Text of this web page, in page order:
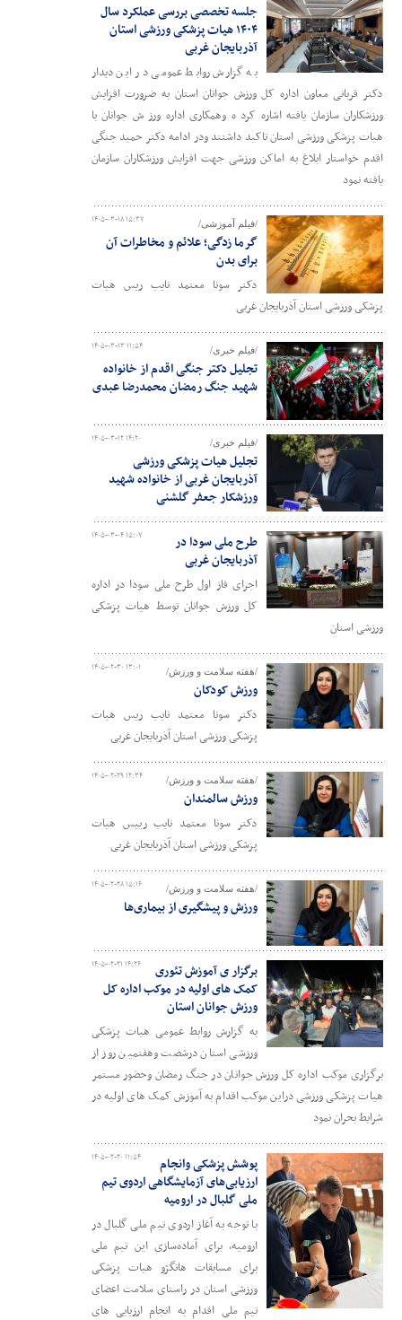
جلسه تخصصی بررسی عملکرد سال
۱۴۰۴ هیات پزشکی ورزشی استان
آذربایجان غربی
به گزارش روابط عمومی در این دیدار
دکتر قربانی معاون اداره کل ورزش جوانان استان به ضرورت افزایش
ورزشکاران سازمان یافته اشاره کرد ه وهمکاری اداره ورز ش جوانان با
هیات پزشکی ورزشی استان تاکید داشتند ودر ادامه دکتر حمید جنگی
اقدم خواستار ابلاغ به اماکن ورزشی جهت افزایش ورزشکاران سازمان
یافته نمود
۱۴۰۵-۰۳-۱۸ ۱۵:۳۷ /فیلم آموزشی/
گرما زدگی؛ علائم و مخاطرات آن
برای بدن
دکتر سونا معتمد نایب ریس هیات
پزشکی ورزشی استان آذربایجان غربی
۱۴۰۵-۰۳-۱۳ ۱۱:۵۴ /فیلم خبری/
تجلیل دکتر جنگی اقدم از خانواده
شهید جنگ رمضان محمدرضا عبدی
۱۴۰۵-۰۳-۱۲ ۱۴:۲۰ /فیلم خبری/
تجلیل هیات پزشکی ورزشی
آذربایجان غربی از خانواده شهید
ورزشکار جعفر گلشنی
۱۴۰۵-۰۳-۰۴ ۱۵:۰۷
طرح ملی سودا در
آذربایجان غربی
اجرای فاز اول طرح ملی سودا در اداره
کل ورزش جوانان توسط هیات پزشکی
ورزشی استان
۱۴۰۵-۰۲-۳۰ ۱۳:۰۱ /هفته سلامت و ورزش/
ورزش کودکان
دکتر سونا معتمد نایب ریس هیات
پزشکی ورزشی استان آذربایجان غربی
۱۴۰۵-۰۲-۲۹ ۱۲:۳۴ /هفته سلامت و ورزش/
ورزش سالمندان
دکتر سونا معتمد نایب رییس هیات
پزشکی ورزشی استان آذربایجان غربی
۱۴۰۵-۰۲-۲۸ ۱۵:۱۶ /هفته سلامت و ورزش/
ورزش و پیشگیری از بیماری‌ها
۱۴۰۵-۰۲-۲۱ ۱۴:۲۶
برگزار ی آموزش تئوری
کمک های اولیه در موکب اداره کل
ورزش جوانان استان
به گزارش روابط عمومی هیات پزشکی
ورزشی استان درشصت وهفتمین روز از
برگزاری موکب اداره کل ورزش جوانان در جنگ رمضان وحضور مستمر
هیات پزشکی ورزشی دراین موکب اقدام به آموزش کمک های اولیه در
شرایط بحران نمود
۱۴۰۵-۰۲-۲۰ ۱۱:۵۴
پوشش پزشکی وانجام
ارزیابی‌های آزمایشگاهی اردوی تیم
ملی گلبال در ارومیه
با توجه به آغاز اردوی تیم ملی گلبال در
ارومیه، برای آماده‌سازی این تیم ملی
برای مسابقات هانگژو هیات پزشکی
ورزشی استان در راستای سلامت اعضای
تیم ملی اقدام به انجام ارزیابی های